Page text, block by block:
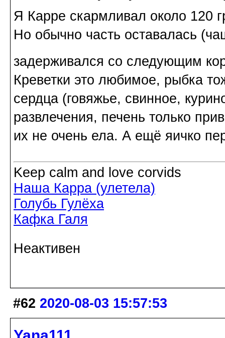
Я Карре скармливал около 120
Но обычно часть оставалась
задерживался со следующим
Креветки это любимое, рыбка
сердца (говяжье, свинное,
развлечения, печень только
их не очень ела. А ещё яичко
Keep calm and love corvids
Наша Карра (улетела)
Голубь Гулёха
Кафка Галя
Неактивен
#62 2020-08-03 15:57:53